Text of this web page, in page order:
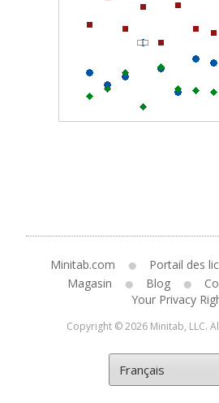
Minitab.com
Portail des
Magasin
Blog
Your Privacy
Copyright © 2026 Minitab, LLC.